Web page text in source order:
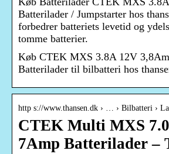
Batterilader / Jumpstarter hos
forbedrer batteriets levetid og
tomme batterier.
Køb CTEK MXS 3.8A 12V
Batterilader til bilbatteri hos
http s://www.thansen.dk › … › Bilbatteri ›
CTEK Multi MXS
7Amp Batterilader –